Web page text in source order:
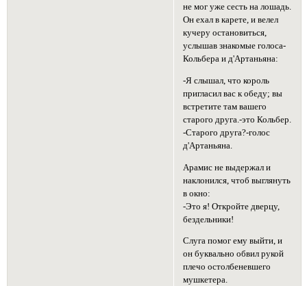
не мог уже сесть на лошадь.
Он ехал в карете, и велел
кучеру остановиться,
услышав знакомые голоса-
Кольбера и д'Артаньяна:
-Я слышал, что король
пригласил вас к обеду; вы
встретите там вашего
старого друга.-это Кольбер.
-Старого друга?-голос
д'Артаньяна.
Арамис не выдержал и
наклонился, чтоб выглянуть
в окно:
-Это я! Откройте дверцу,
бездельники!
Слуга помог ему выйти, и
он буквально обвил рукой
плечо остолбеневшего
мушкетера.